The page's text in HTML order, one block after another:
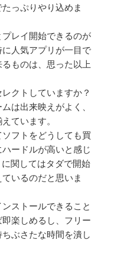
っぷりやり込めま
レイ開始できるのが
人気アプリが一目で
ものは、思った以上
クトしていますか？
は出来映えがよく、
ています。
フトをどうしても買
ードルが高いと感じ
関してはタダで開始
いるのだと思いま
ストールできること
楽しめるし、フリー
ぶさたな時間を潰し